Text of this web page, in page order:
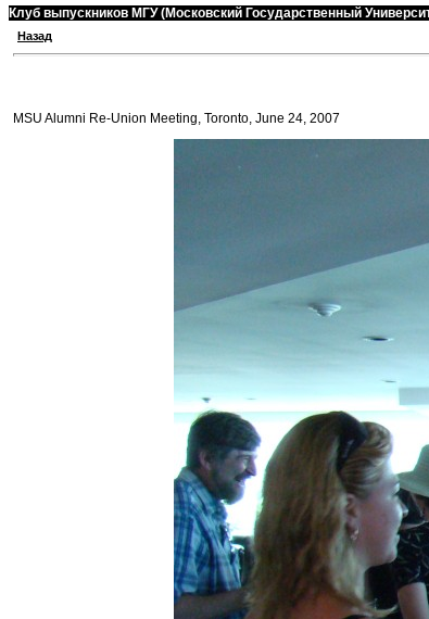
Клуб выпускников МГУ (Московский Государственный
Назад
MSU Alumni Re-Union Meeting, Toronto, June 24, 2007